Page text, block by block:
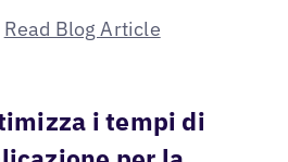
Read Blog Article
i tempi di